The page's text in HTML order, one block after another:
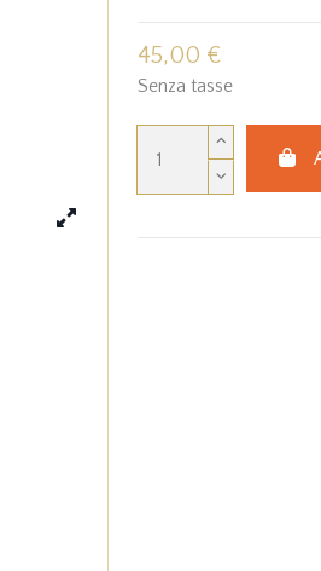
45,00 €
Senza tasse